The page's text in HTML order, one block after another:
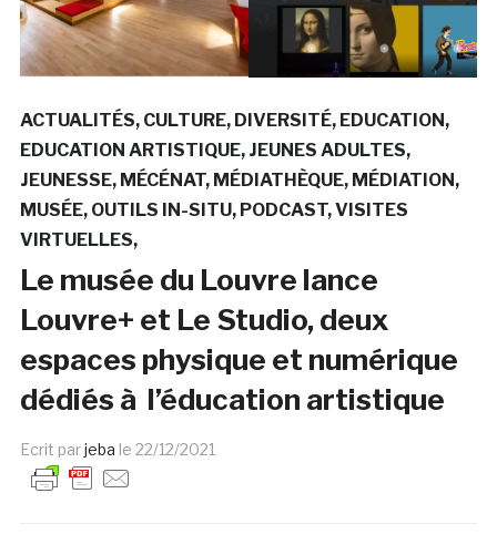
ACTUALITÉS CULTURE DIVERSITÉ EDUCATION
EDUCATION ARTISTIQUE JEUNES ADULTES
JEUNESSE MÉCÉNAT MÉDIATHÈQUE MÉDIATION
MUSÉE OUTILS IN-SITU PODCAST VISITES
VIRTUELLES
Le musée du Louvre lance
Louvre+ et Le Studio, deux
espaces physique et numérique
dédiés à l’éducation artistique
Ecrit parjeba le 22/12/2021